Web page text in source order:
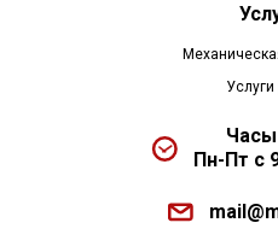
Услуги
Пн-Пт с